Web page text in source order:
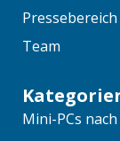
Pressebereich
Team
Mini-PCs